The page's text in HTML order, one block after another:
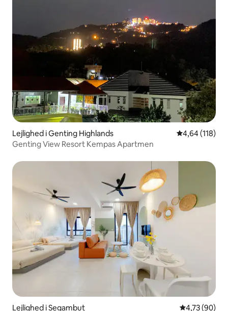
Lejlighed i Genting Highlands 4,64 ud af 5 i
4,64 (118)
Genting View Resort Kempas Apartmen
Lejlighed i Segambut 4,73 ud af 5 i
4,73 (90)